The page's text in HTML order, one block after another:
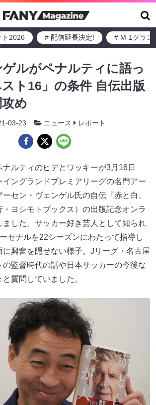
ト2026 # 配信延長決定! # M-1グラン
ルがペナルティに語っ
ト16」の条件 自伝出版
め
03-23 ニュース レポート
ルティのヒデとワッキーが3月16日
イングランドプレミアリーグの名門アー
セン・ヴェンゲル氏の自伝『赤と白、
・ヨシモトブックス）の出版記念オンラ
ました。サッカー好き芸人として知られ
セナルを22シーズンにわたって指導し
に興奮を隠せない様子。Jリーグ・名古屋
の監督時代の話や日本サッカーの今後な
質問していました。